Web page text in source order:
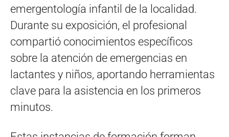
emergentología infantil de la localidad.
Durante su exposición, el profesional
compartió conocimientos específicos
sobre la atención de emergencias en
lactantes y niños, aportando herramientas
clave para la asistencia en los primeros
minutos.